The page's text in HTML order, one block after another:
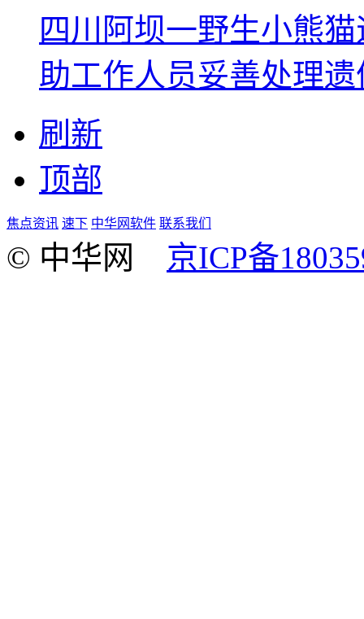
四川阿坝一野生小熊
助工作人员妥善处理遗
刷新
顶部
焦点资讯 速下 中华网软件 联系我们
© 中华网 京ICP备